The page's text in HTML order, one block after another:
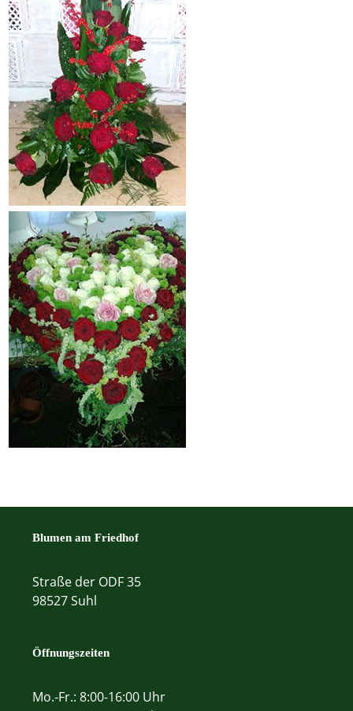
Blumen am Friedhof
Straße der ODF 35
98527 Suhl
Öffnungszeiten
Mo.-Fr.: 8:00-16:00 Uhr